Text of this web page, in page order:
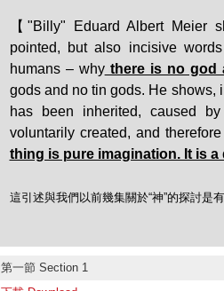
【"Billy" Eduard Albert Meier
pointed, but also incisive
humans – whythere is no god
gods and no tin gods. He shows,
has been inherited, caused
voluntarily created, and
thing is pure imagination. It is a
這引述與我們以前幾集關於“神”的探討是有
第一節 Section 1